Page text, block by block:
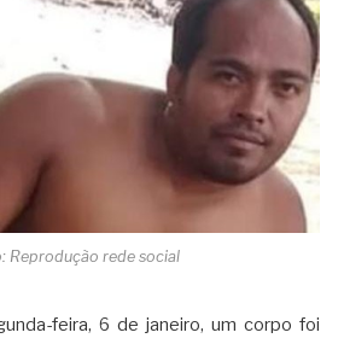
Reprodução rede social
feira, 6 de janeiro, um corpo foi